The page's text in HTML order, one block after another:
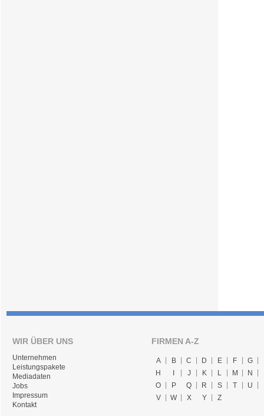
WIR ÜBER UNS
Unternehmen
Leistungspakete
Mediadaten
Jobs
Impressum
Kontakt
FIRMEN A-Z
A B C D E F
G
H
J K L M
N
O
P Q R S T
U
V
W X Y Z